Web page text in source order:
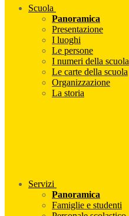
Scuola
Panoramica
Presentazione
I luoghi
Le persone
I numeri della scuola
Le carte della scuola
Organizzazione
La storia
Servizi
Panoramica
Famiglie e studenti